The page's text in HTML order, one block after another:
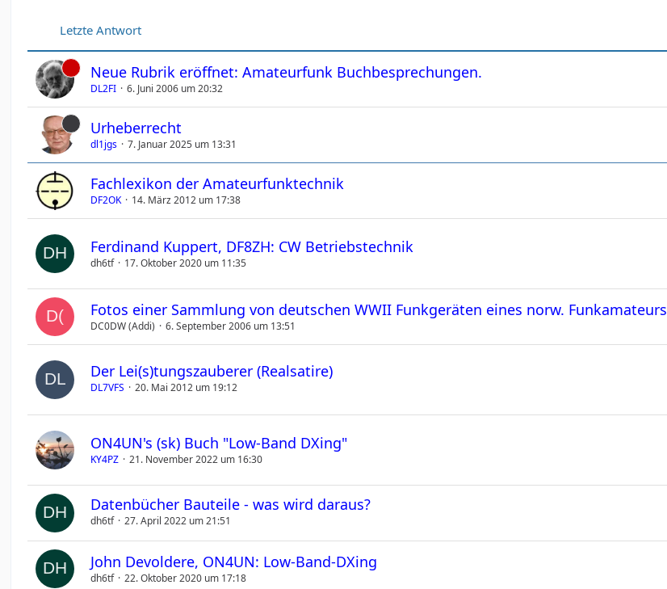
Letzte Antwort
Neue Rubrik eröffnet: Amateurfunk Buchbesprechungen.
DL2FI 6. Juni 2006 um 20:32
Urheberrecht
dl1jgs 7. Januar 2025 um 13:31
Fachlexikon der Amateurfunktechnik
DF2OK 14. März 2012 um 17:38
Ferdinand Kuppert, DF8ZH: CW Betriebstechnik
dh6tf 17. Oktober 2020 um 11:35
Fotos einer Sammlung von deutschen WWII Funkgeräten eines norw. Funkamateurs
DC0DW (Addi) 6. September 2006 um 13:51
Der Lei(s)tungszauberer (Realsatire)
DL7VFS 20. Mai 2012 um 19:12
ON4UN's (sk) Buch "Low-Band DXing"
KY4PZ 21. November 2022 um 16:30
Datenbücher Bauteile - was wird daraus?
dh6tf 27. April 2022 um 21:51
John Devoldere, ON4UN: Low-Band-DXing
dh6tf 22. Oktober 2020 um 17:18